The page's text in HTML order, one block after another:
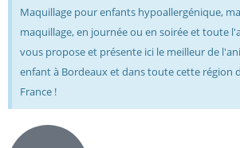
Maquillage pour enfants hypoallergénique,
maquillage, en journée ou en soirée et toute
vous propose et présente ici le meilleur de
enfant à Bordeaux et dans toute cette région
France !